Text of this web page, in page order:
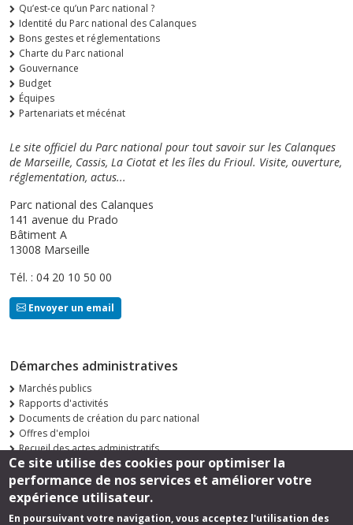
Qu’est-ce qu’un Parc national ?
Identité du Parc national des Calanques
Bons gestes et réglementations
Charte du Parc national
Gouvernance
Budget
Équipes
Partenariats et mécénat
Le site officiel du Parc national pour tout savoir sur les Calanques
de Marseille, Cassis, La Ciotat et les îles du Frioul. Visite, ouverture,
réglementation, actus...
Parc national des Calanques
141 avenue du Prado
Bâtiment A
13008 Marseille
Tél. : 04 20 10 50 00
Envoyer un email
Démarches administratives
Marchés publics
Rapports d'activités
Documents de création du parc national
Offres d'emploi
Recueil des actes administratifs
Consultations publiques
Suivez-nous
Ce site utilise des cookies pour optimiser la
performance de nos services et améliorer votre
expérience utilisateur.
En poursuivant votre navigation, vous acceptez l'utilisation des